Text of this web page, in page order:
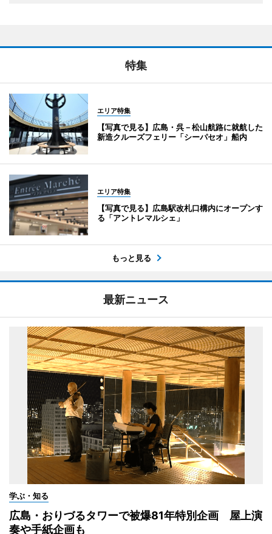
特集
エリア特集
【写真で見る】広島・呉－松山航路に就航した
新造クルーズフェリー「シーパセオ」船内
エリア特集
【写真で見る】広島駅改札口構内にオープンす
る「アントレマルシェ」
もっと見る
最新ニュース
学ぶ・知る
広島・おりづるタワーで被爆81年特別企画 屋上演
奏や手紙企画も